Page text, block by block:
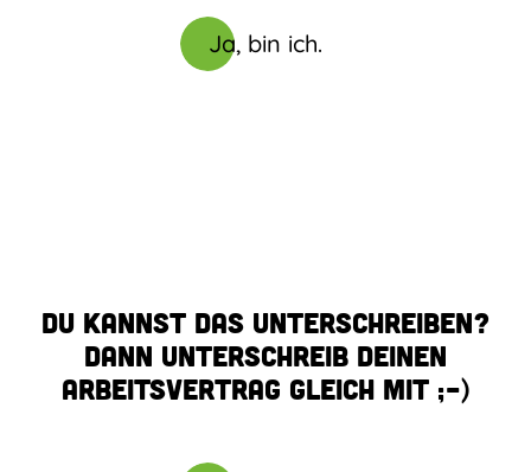
Ja, bin ich.
Du kannst das unterschreiben?
Dann unterschreib deinen
Arbeitsvertrag gleich mit ;-)